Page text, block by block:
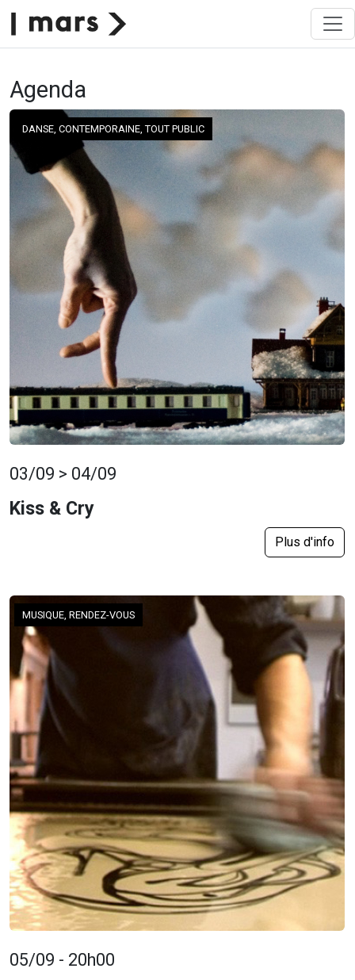
Agenda
DANSE, CONTEMPORAINE, TOUT PUBLIC
03/09 > 04/09
Kiss & Cry
Plus d'info
MUSIQUE, RENDEZ-VOUS
05/09 - 20h00